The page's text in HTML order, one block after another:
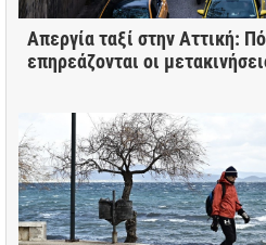
Απεργία ταξί στην Αττική:
επηρεάζονται οι